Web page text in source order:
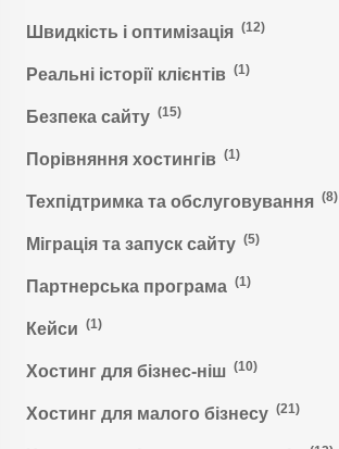
Швидкість і оптимізація (12)
Реальні історії клієнтів (1)
Безпека сайту (15)
Порівняння хостингів (1)
Техпідтримка та обслуговування (8)
Міграція та запуск сайту (5)
Партнерська програма (1)
Кейси (1)
Хостинг для бізнес-ніш (10)
Хостинг для малого бізнесу (21)